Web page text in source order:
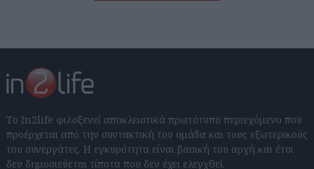
Το In2life φιλοξενεί αποκλειστικά πρωτότυπο περιεχόμενο που
προέρχεται από την συντακτική του ομάδα και τους εξωτερικούς
του συνεργάτες. Η εγκυρότητα είναι βασική του αρχή και έτσι
δεν δημοσιεύεται τίποτα που δεν έχει ελεγχθεί.